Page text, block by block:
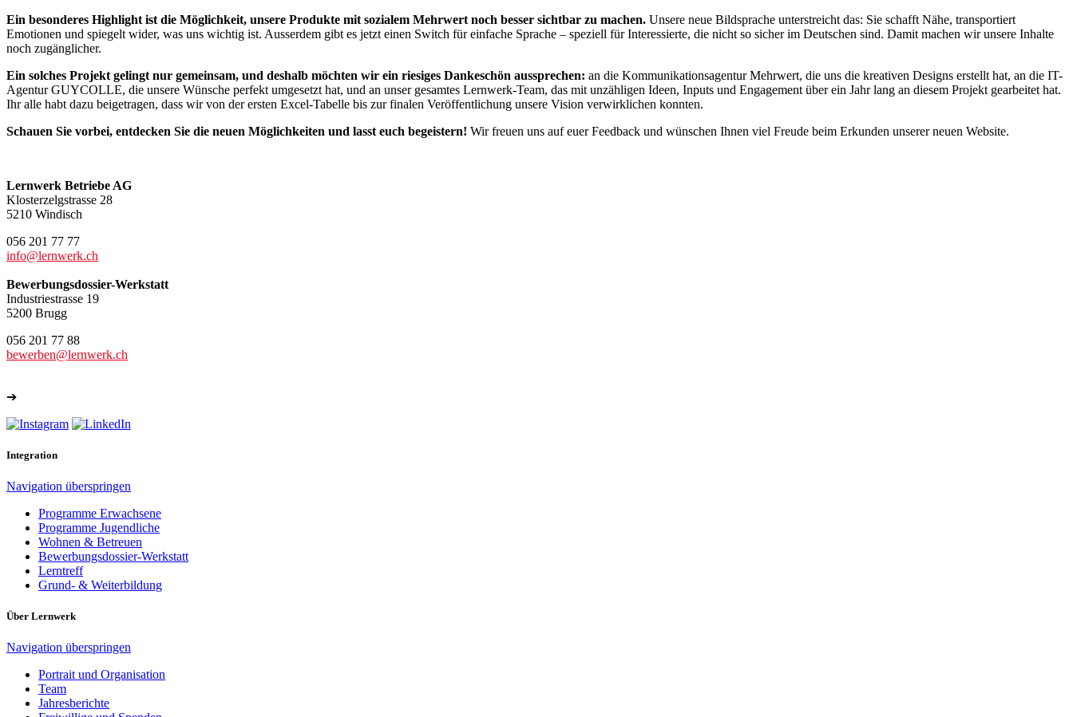
Ein besonderes Highlight ist die Möglichkeit, unsere Produkte mit sozialem Mehrwert noch besser sichtbar zu machen. Unsere neue Bildsprache unterstreicht das: Sie schafft Nähe, transportiert
Emotionen und spiegelt wider, was uns wichtig ist. Ausserdem gibt es jetzt einen Switch für einfache Sprache – speziell für Interessierte, die nicht so sicher im Deutschen sind. Damit machen wir unsere Inhalte
noch zugänglicher.
Ein solches Projekt gelingt nur gemeinsam, und deshalb möchten wir ein riesiges Dankeschön aussprechen: an die Kommunikationsagentur Mehrwert, die uns die kreativen Designs erstellt hat, an die IT-
Agentur GUYCOLLE, die unsere Wünsche perfekt umgesetzt hat, und an unser gesamtes Lernwerk-Team, das mit unzähligen Ideen, Inputs und Engagement über ein Jahr lang an diesem Projekt gearbeitet hat.
Ihr alle habt dazu beigetragen, dass wir von der ersten Excel-Tabelle bis zur finalen Veröffentlichung unsere Vision verwirklichen konnten.
Schauen Sie vorbei, entdecken Sie die neuen Möglichkeiten und lasst euch begeistern! Wir freuen uns auf euer Feedback und wünschen Ihnen viel Freude beim Erkunden unserer neuen Website.
Lernwerk Betriebe AG
Klosterzelgstrasse 28
5210 Windisch
056 201 77 77
info@lernwerk.ch
Bewerbungsdossier-Werkstatt
Industriestrasse 19
5200 Brugg
056 201 77 88
bewerben@lernwerk.ch
➔
Integration
Navigation überspringen
Programme Erwachsene
Programme Jugendliche
Wohnen & Betreuen
Bewerbungsdossier-Werkstatt
Lerntreff
Grund- & Weiterbildung
Über Lernwerk
Navigation überspringen
Portrait und Organisation
Team
Jahresberichte